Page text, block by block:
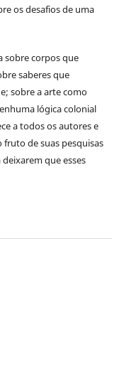
os desafios de uma
sobre corpos que
saberes que
sobre a arte como
lógica colonial
a todos os autores e
de suas pesquisas
que esses